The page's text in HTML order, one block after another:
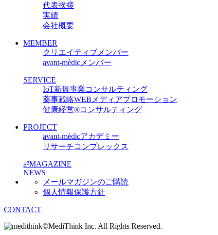
代表挨拶
実績
会社概要
MEMBER
クリエイティブメンバー
avant-mèdicメンバー
SERVICE
IoT新規事業コンサルティング
薬事戦略WEBメディアプロモーション
健康経営®コンサルティング
PROJECT
avant-mèdicアカデミー
リサーチコンプレックス
a²MAGAZINE
NEWS
メールマガジンのご購読
個人情報保護方針
CONTACT
©MediThink Inc. All Rights Reserved.